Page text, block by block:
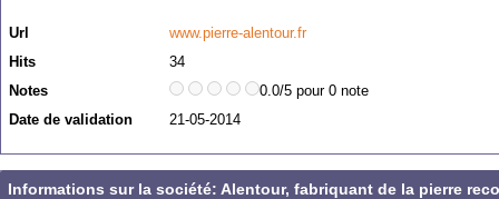
Url
www.pierre-alentour.fr
Hits
34
Notes
0.0/5 pour 0 note
Date de validation
21-05-2014
Informations sur la société: Alentour, fabriquant de la pierre